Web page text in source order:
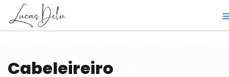
Cabeleireiro